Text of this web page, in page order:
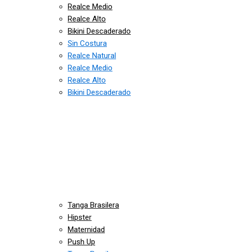
Realce Medio
Realce Alto
Bikini Descaderado
Sin Costura
Realce Natural
Realce Medio
Realce Alto
Bikini Descaderado
Tanga Brasilera
Hipster
Maternidad
Push Up